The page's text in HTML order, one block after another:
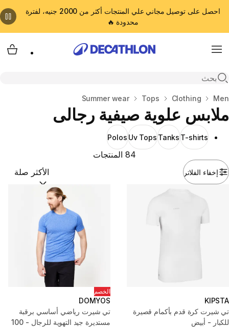
احصل على توصيل مجاني علي المنتجات أكثر من 2000 جنيه، لفترة
محدودة 🔥
Menu
Open search
المنزل
Men
Clothing
Tops
Summer wear
ملابس علوية صيفية رجالى
T-shirts
Tanks
Uv Tops
Polos
إخفاء الفلاتر
84 المنتجات
ترتيب حسب:
KIPSTA
تي شيرت كرة قدم بأكمام قصيرة
للكبار - أبيض
الخصم
DOMYOS
تي شيرت رياضي أساسي برقبة
مستديرة جيد التهوية للرجال - 100